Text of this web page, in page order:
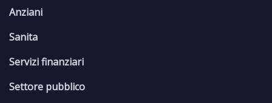
Anziani
Sanita
Servizi finanziari
Settore pubblico